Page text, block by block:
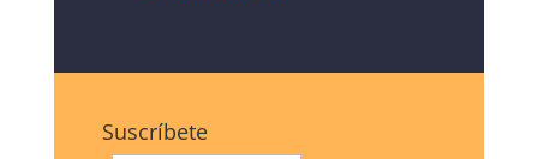
Suscríbete